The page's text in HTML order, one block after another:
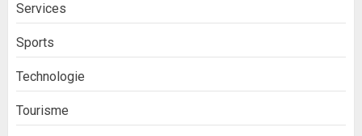
Services
Sports
Technologie
Tourisme